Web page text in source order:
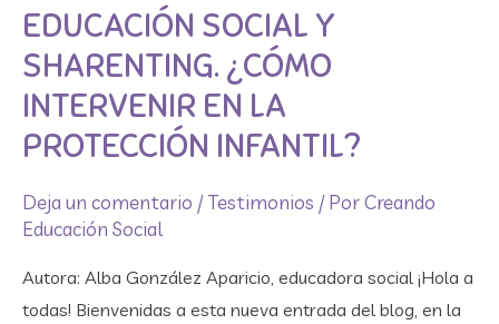
EDUCACIÓN SOCIAL Y
SHARENTING. ¿CÓMO
INTERVENIR EN LA
PROTECCIÓN INFANTIL?
Deja un comentario /Testimonios / PorCreando
Educación Social
Autora: Alba González Aparicio, educadora social ¡Hola a
todas! Bienvenidas a esta nueva entrada del blog, en la
y
Sharenting.
intervenir
en
protección